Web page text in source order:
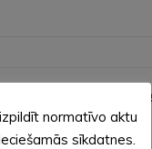
1. jūniju
ir par 7,72 %.
normatīvo aktu
sīkdatnes.